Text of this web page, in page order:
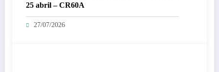
25 abril – CR60A
27/07/2026